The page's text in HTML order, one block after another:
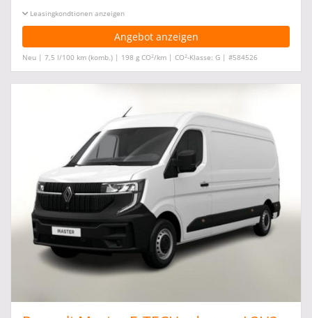
Leasingkonditionen ein-/ausblenden
Angebot anzeigen
Neu | 7,5 l/100 km (komb.) | 198 g CO2/km | CO2-Klasse: G | #584526